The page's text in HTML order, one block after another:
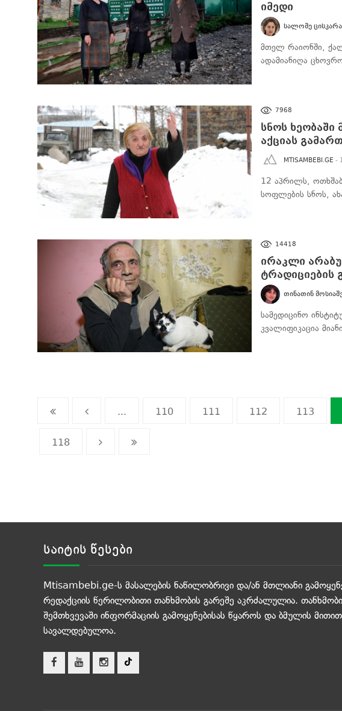
იმედი
ᲡᲐᲚᲝᲛᲔ
მთელ რაიონში,
ადამიანიღა
7968
სნოს
აქციას
MTISAMBEBI.GE -
12 აპრილს,
სოფლების სნოს,
14418
ირაკლი
ტრადიციების
ᲗᲘᲜᲐᲗᲘᲜ
სამედიცინო
კვალიფიკაცია
... 110 111 112 113
118
საიტის წესები
Mtisambebi.ge-ს მასალების ნაწილობრივი და/ან მთლიანი
რედაქციის წერილობითი თანხმობის გარეშე აკრძალულია.
შემთხვევაში ინფორმაციის გამოყენებისას წყაროს და ბმულის
სავალდებულოა.